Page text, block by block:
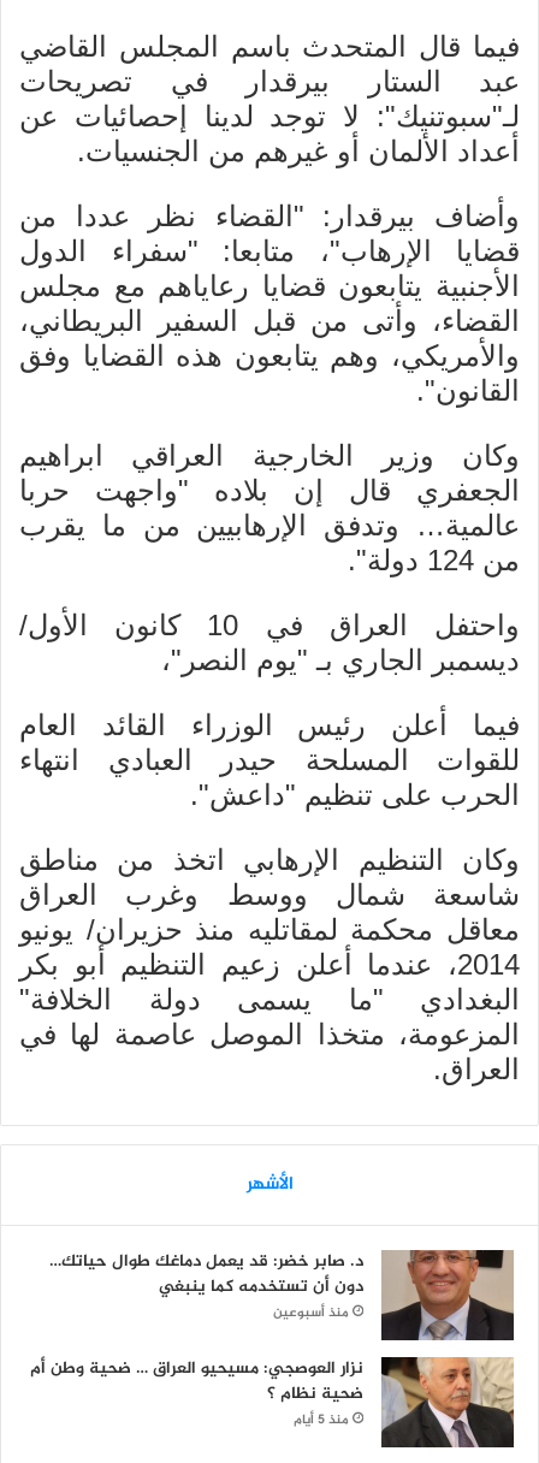
فيما قال المتحدث باسم المجلس القاضي
عبد الستار بيرقدار في تصريحات
لـ"سبوتنيك": لا توجد لدينا إحصائيات عن
أعداد الألمان أو غيرهم من الجنسيات.
وأضاف بيرقدار: "القضاء نظر عددا من
قضايا الإرهاب"، متابعا: "سفراء الدول
الأجنبية يتابعون قضايا رعاياهم مع مجلس
القضاء، وأتى من قبل السفير البريطاني،
والأمريكي، وهم يتابعون هذه القضايا وفق
القانون".
وكان وزير الخارجية العراقي ابراهيم
الجعفري قال إن بلاده "واجهت حربا
عالمية… وتدفق الإرهابيين من ما يقرب
من 124 دولة".
واحتفل العراق في 10 كانون الأول/
ديسمبر الجاري بـ "يوم النصر"،
فيما أعلن رئيس الوزراء القائد العام
للقوات المسلحة حيدر العبادي انتهاء
الحرب على تنظيم "داعش".
وكان التنظيم الإرهابي اتخذ من مناطق
شاسعة شمال ووسط وغرب العراق
معاقل محكمة لمقاتليه منذ حزيران/ يونيو
2014، عندما أعلن زعيم التنظيم أبو بكر
البغدادي "ما يسمى دولة الخلافة"
المزعومة، متخذا الموصل عاصمة لها في
العراق.
الأشهر
د. صابر خضر: قد يعمل دماغك طوال حياتك…
دون أن تستخدمه كما ينبغي
منذ أسبوعين
نزار العوصجي: مسيحيو العراق … ضحية وطن أم
ضحية نظام ؟
منذ 5 أيام